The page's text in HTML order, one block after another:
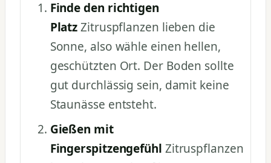
Finde den richtigen
PlatzZitruspflanzen lieben die
Sonne, also wähle einen hellen,
geschützten Ort. Der Boden sollte
gut durchlässig sein, damit keine
Staunässe entsteht.
Gießen mit
Fingerspitzengefühl Zitruspflanzen